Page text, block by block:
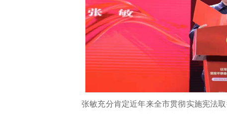
张敏充分肯定近年来全市贯彻实施宪法